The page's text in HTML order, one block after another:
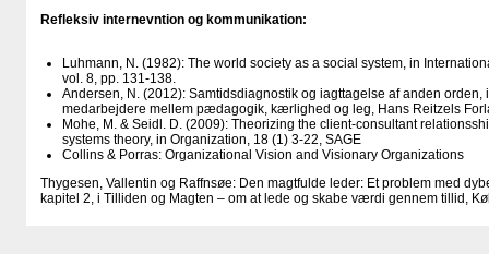
Refleksiv internevntion og kommunikation:
Luhmann, N. (1982): The world society as a social system, in
vol. 8, pp. 131-138.
Andersen, N. (2012): Samtidsdiagnostik og iagttagelse af anden orden,
medarbejdere mellem pædagogik, kærlighed og leg, Hans Reitzels
Mohe, M. & Seidl. D. (2009): Theorizing the client-consultant
systems theory, in Organization, 18 (1) 3-22, SAGE
Collins & Porras: Organizational Vision and Visionary Organizations
Thygesen, Vallentin og Raffnsøe: Den magtfulde leder: Et problem med
kapitel 2, i Tilliden og Magten – om at lede og skabe værdi gennem tillid,